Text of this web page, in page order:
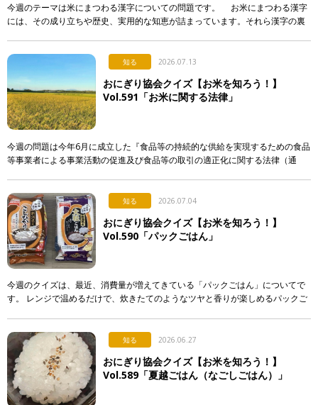
今週のテーマは米にまつわる漢字についての問題です。 お米にまつわる漢字
には、その成り立ちや歴史、実用的な知恵が詰まっています。それら漢字の裏
知る 2026.07.13
おにぎり協会クイズ【お米を知ろう！】
Vol.591「お米に関する法律」
今週の問題は今年6月に成立した『食品等の持続的な供給を実現するための食品
等事業者による事業活動の促進及び食品等の取引の適正化に関する法律（通
知る 2026.07.04
おにぎり協会クイズ【お米を知ろう！】
Vol.590「パックごはん」
今週のクイズは、最近、消費量が増えてきている「パックごはん」についてで
す。 レンジで温めるだけで、炊きたてのようなツヤと香りが楽しめるパックご
知る 2026.06.27
おにぎり協会クイズ【お米を知ろう！】
Vol.589「夏越ごはん（なごしごはん）」